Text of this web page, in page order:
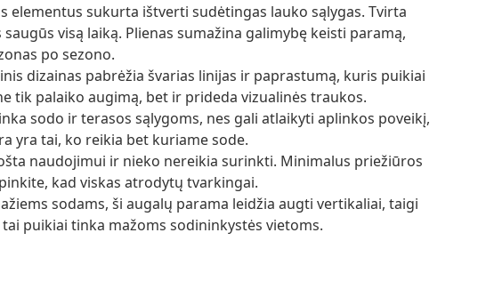
elementus sukurta ištverti sudėtingas lauko sąlygas. Tvirta
visą laiką. Plienas sumažina galimybę keisti paramą,
po sezono.
dizainas pabrėžia švarias linijas ir paprastumą, kuris puikiai
tik palaiko augimą, bet ir prideda vizualinės traukos.
sodo ir terasos sąlygoms, nes gali atlaikyti aplinkos poveikį,
yra tai, ko reikia bet kuriame sode.
naudojimui ir nieko nereikia surinkti. Minimalus priežiūros
kad viskas atrodytų tvarkingai.
sodams, ši augalų parama leidžia augti vertikaliai, taigi
puikiai tinka mažoms sodininkystės vietoms.